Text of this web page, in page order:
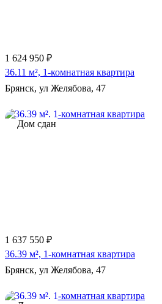
1 624 950 ₽
36.11 м², 1-комнатная квартира
Брянск, ул Желябова, 47
Дом сдан
1 637 550 ₽
36.39 м², 1-комнатная квартира
Брянск, ул Желябова, 47